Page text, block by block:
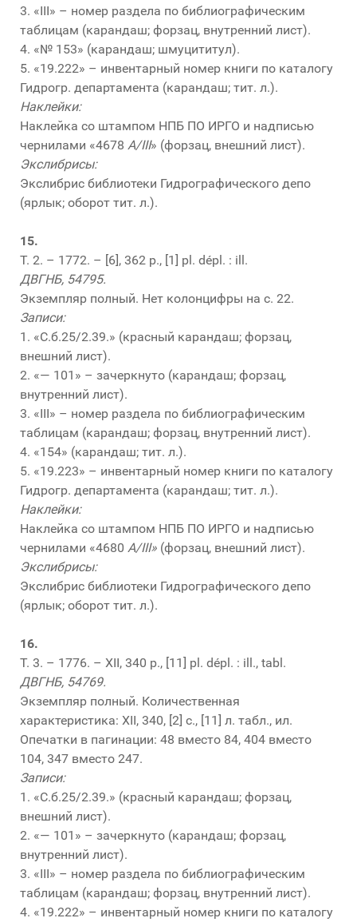
3. «III» – номер раздела по библиографическим
таблицам (карандаш; форзац, внутренний лист).
4. «№ 153» (карандаш; шмуцититул).
5. «19.222» – инвентарный номер книги по каталогу
Гидрогр. департамента (карандаш; тит. л.).
Наклейки:
Наклейка со штампом НПБ ПО ИРГО и надписью
чернилами «4678 A/III» (форзац, внешний лист).
Экслибрисы:
Экслибрис библиотеки Гидрографического депо
(ярлык; оборот тит. л.).
15.
Т. 2. – 1772. – [6], 362 p., [1] pl. dépl. : ill.
ДВГНБ, 54795.
Экземпляр полный. Нет колонцифры на с. 22.
Записи:
1. «С.б.25/2.39.» (красный карандаш; форзац,
внешний лист).
2. «— 101» – зачеркнуто (карандаш; форзац,
внутренний лист).
3. «III» – номер раздела по библиографическим
таблицам (карандаш; форзац, внутренний лист).
4. «154» (карандаш; тит. л.).
5. «19.223» – инвентарный номер книги по каталогу
Гидрогр. департамента (карандаш; тит. л.).
Наклейки:
Наклейка со штампом НПБ ПО ИРГО и надписью
чернилами «4680 A/III» (форзац, внешний лист).
Экслибрисы:
Экслибрис библиотеки Гидрографического депо
(ярлык; оборот тит. л.).
16.
Т. 3. – 1776. – XII, 340 p., [11] pl. dépl. : ill., tabl.
ДВГНБ, 54769.
Экземпляр полный. Количественная
характеристика: XII, 340, [2] с., [11] л. табл., ил.
Опечатки в пагинации: 48 вместо 84, 404 вместо
104, 347 вместо 247.
Записи:
1. «С.б.25/2.39.» (красный карандаш; форзац,
внешний лист).
2. «— 101» – зачеркнуто (карандаш; форзац,
внутренний лист).
3. «III» – номер раздела по библиографическим
таблицам (карандаш; форзац, внутренний лист).
4. «19.222» – инвентарный номер книги по каталогу